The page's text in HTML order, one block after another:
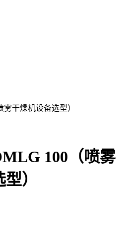
干燥机设备选型）
100（喷雾
）